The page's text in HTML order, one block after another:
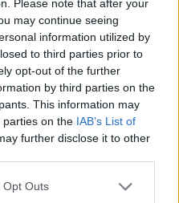
Please note that after your
may continue seeing
information utilized by
to third parties prior to
opt-out of the further
by third parties on the
This information may
parties on the IAB’s List of
further disclose it to other
uses one or more Google
Opt Outs
της Νέας Αριστεράς,
βουλευτών και
προς την
ΕΛΑΣ από τον
Χαρίτσης, Έφη
Θεανώ
Ζεϊμπέκ και
από τη Νέα